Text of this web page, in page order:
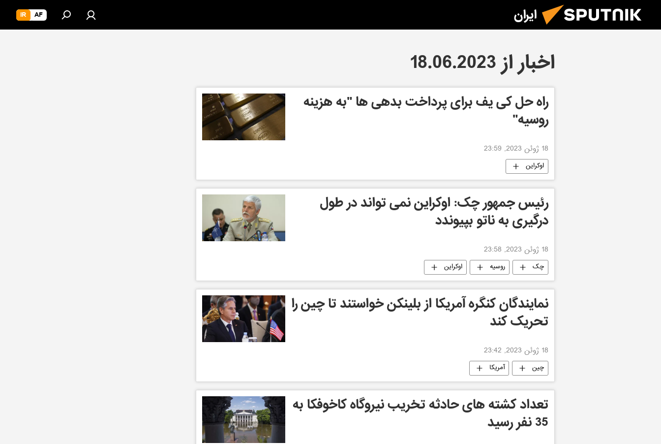
ایران AF
IR
اخبار از 18.06.2023
راه حل کی یف برای پرداخت بدهی ها "به هزینه
روسیه"
18 ژوئن 2023, 23:59
اوکراین
رئیس جمهور چک: اوکراین نمی تواند در طول
درگیری به ناتو بپیوندد
18 ژوئن 2023, 23:58
چک روسیه اوکراین
نمایندگان کنگره آمریکا از بلینکن خواستند تا چین را
تحریک کند
18 ژوئن 2023, 23:42
چین آمریکا
تعداد کشته های حادثه تخریب نیروگاه کاخوفکا به
35 نفر رسید